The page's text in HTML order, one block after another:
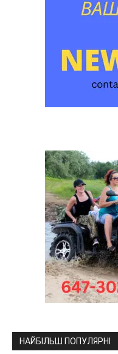
НАЙБІЛЬШ ПОПУЛЯРНІ